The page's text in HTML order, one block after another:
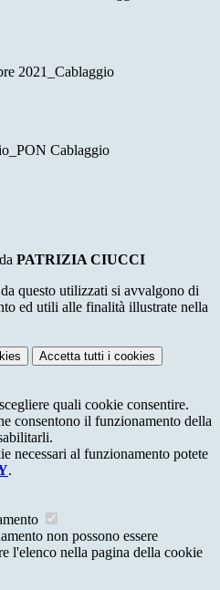
2021_Cablaggio
Cablaggio
PATRIZIA CIUCCI
questo utilizzati si avvalgono di
ed utili alle finalità illustrate nella
Accetta tutti i cookies
quali cookie consentire.
consentono il funzionamento della
necessari al funzionamento potete
.
non possono essere
l'elenco nella pagina della cookie